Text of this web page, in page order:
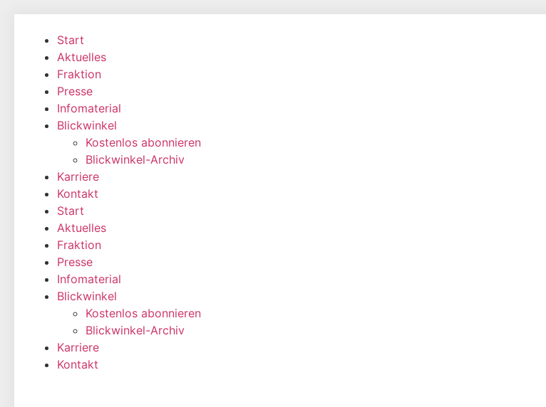
wechseln
Start
Aktuelles
Fraktion
Presse
Infomaterial
Blickwinkel
Kostenlos abonnieren
Blickwinkel-Archiv
Karriere
Kontakt
Start
Aktuelles
Fraktion
Presse
Infomaterial
Blickwinkel
Kostenlos abonnieren
Blickwinkel-Archiv
Karriere
Kontakt